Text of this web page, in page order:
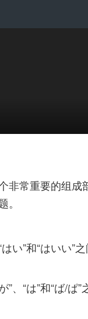
非常重要的组成
”和“はいい”
“は”和“ば/ぱ”